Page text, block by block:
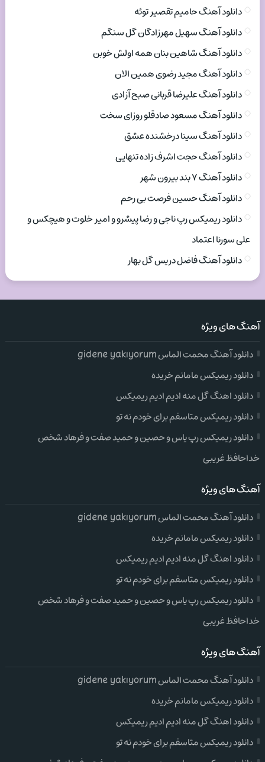
دانلود آهنگ حامیم تقصیر توئه
دانلود آهنگ سهیل مهرزادگان گل سنگم
دانلود آهنگ شاهین بنان همه اولش خوبن
دانلود آهنگ مجید رضوی همین الان
دانلود آهنگ علیرضا قربانی صبح آزادی
دانلود آهنگ مسعود صادقلو روزای سخت
دانلود آهنگ سینا درخشنده عشق
دانلود آهنگ حجت اشرف زاده تنهایی
دانلود آهنگ ۷ بند بیرون شهر
دانلود آهنگ حسین فرصت بی رحم
دانلود ریمیکس رپ ناجی و رضا پیشرو و امیر خلوت و هیچکس و
علی سورنا اعتماد
دانلود آهنگ فاضل دریس گل بهار
آهنگ های ویژه
دانلود آهنگ محمت الماس gidene yakıyorum
دانلود ریمیکس مامانم خریده
دانلود اهنگ گل منه ادیم ادیم ریمیکس
دانلود ریمیکس متاسفم برای خودم نه تو
دانلود ریمیکس رپ یاس و حصین و حمید صفت و فرهاد شخص
خداحافظ غریبی
آهنگ های ویژه
دانلود آهنگ محمت الماس gidene yakıyorum
دانلود ریمیکس مامانم خریده
دانلود اهنگ گل منه ادیم ادیم ریمیکس
دانلود ریمیکس متاسفم برای خودم نه تو
دانلود ریمیکس رپ یاس و حصین و حمید صفت و فرهاد شخص
خداحافظ غریبی
آهنگ های ویژه
دانلود آهنگ محمت الماس gidene yakıyorum
دانلود ریمیکس مامانم خریده
دانلود اهنگ گل منه ادیم ادیم ریمیکس
دانلود ریمیکس متاسفم برای خودم نه تو